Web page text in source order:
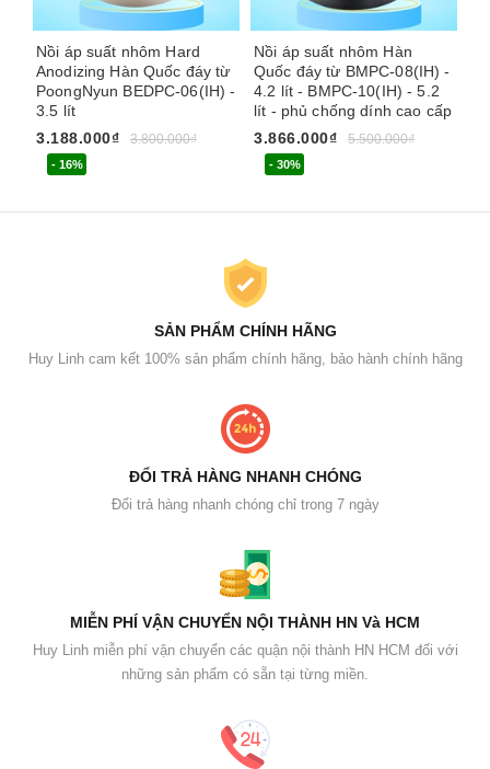
Nồi áp suất nhôm Hard
Anodizing Hàn Quốc đáy từ
PoongNyun BEDPC-06(IH) -
3.5 lít
3.188.000₫
3.800.000₫
- 16%
Nồi áp suất nhôm Hàn
Quốc đáy từ BMPC-08(IH) -
4.2 lít - BMPC-10(IH) - 5.2
lít - phủ chống dính cao cấp
3.866.000₫
5.500.000₫
- 30%
SẢN PHẨM CHÍNH HÃNG
Huy Linh cam kết 100% sản phẩm chính hãng, bảo hành chính hãng
ĐỔI TRẢ HÀNG NHANH CHÓNG
Đổi trả hàng nhanh chóng chỉ trong 7 ngày
MIỄN PHÍ VẬN CHUYỂN NỘI THÀNH HN Và HCM
Huy Linh miễn phí vận chuyển các quận nội thành HN HCM đối với
những sản phẩm có sẵn tại từng miền.